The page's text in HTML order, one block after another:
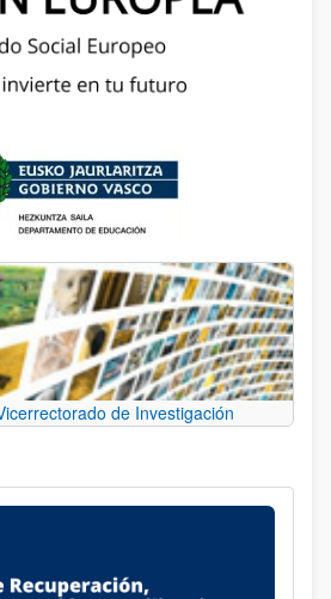
de Investigación